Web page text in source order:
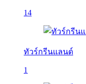
14
ทัวร์กรีนแลนด์
1